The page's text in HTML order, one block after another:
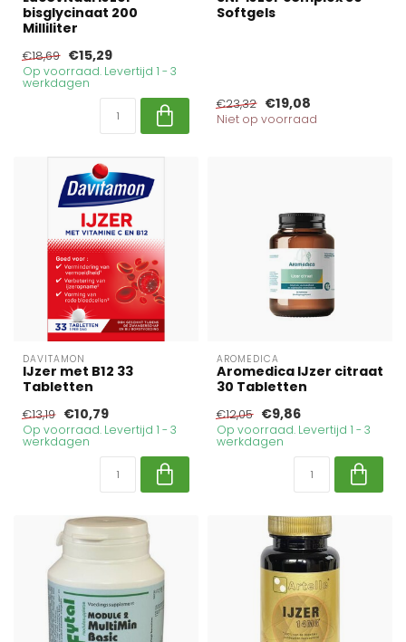
bisglycinaat 200
Milliliter
€18,69 €15,29
Op voorraad. Levertijd 1 - 3
werkdagen
Softgels
€23,32 €19,08
Niet op voorraad
DAVITAMON
IJzer met B12 33
Tabletten
€13,19 €10,79
Op voorraad. Levertijd 1 - 3
werkdagen
AROMEDICA
Aromedica IJzer citraat
30 Tabletten
€12,05 €9,86
Op voorraad. Levertijd 1 - 3
werkdagen